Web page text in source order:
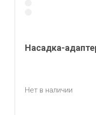
Насадка-
Нет в наличии